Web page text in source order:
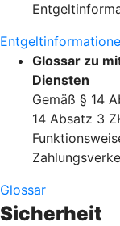
Glossar zu
Diensten
Gemäß § 14
14 Absatz 3
Glossar
Sicherheit